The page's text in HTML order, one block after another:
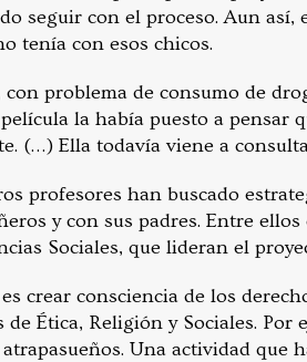
seguir con el proceso. Aun así,
tenía con esos chicos.
problema de consumo de
la había puesto a pensar
(…) Ella todavía viene a
profesores han buscado
y con sus padres. Entre
Sociales, que lideran el
crear consciencia de los
de Ética, Religión y Sociales.
Una actividad que